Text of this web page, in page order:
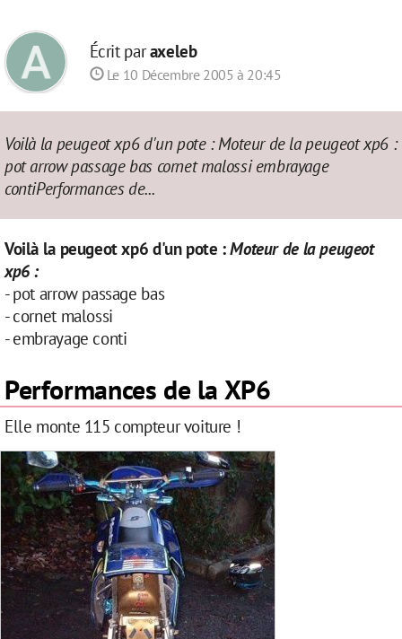
Écrit paraxeleb
Le 10 Décembre 2005 à 20:45
Voilà la peugeot xp6 d'un pote : Moteur de la peugeot xp6 :
pot arrow passage bas cornet malossi embrayage
contiPerformances de...
Voilà la peugeot xp6 d'un pote :Moteur de la peugeot
xp6 :
- pot arrow passage bas
- cornet malossi
- embrayage conti
Performances de la XP6
Elle monte 115 compteur voiture !